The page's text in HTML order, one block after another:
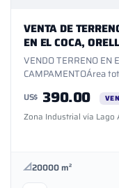
VENTA DE
EN EL COCA,
VENDO TERRENO EN
CAMPAMENTOÁrea
m2Oficinas 70
2 bañosPatio de
Coca, km 8 vía Coca -
INMOBILIARIAS
TOTAL!
US$ 390.00
Zona Industrial vía Lago
20000 m²